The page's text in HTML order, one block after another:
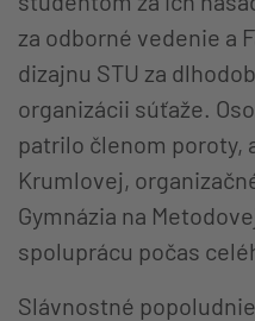
za odborné vedenie a
dizajnu STU za
organizácii súťaže.
patrilo členom poroty,
Krumlovej,
Gymnázia na
spoluprácu počas
Slávnostné